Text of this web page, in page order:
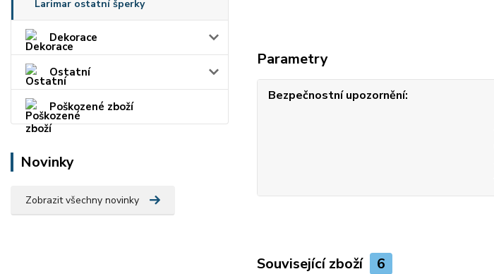
Larimar ostatní šperky
Dekorace
Ostatní
Poškozené zboží
Novinky
Zobrazit všechny novinky
Parametry
Bezpečnostní upozornění
Související zboží 6